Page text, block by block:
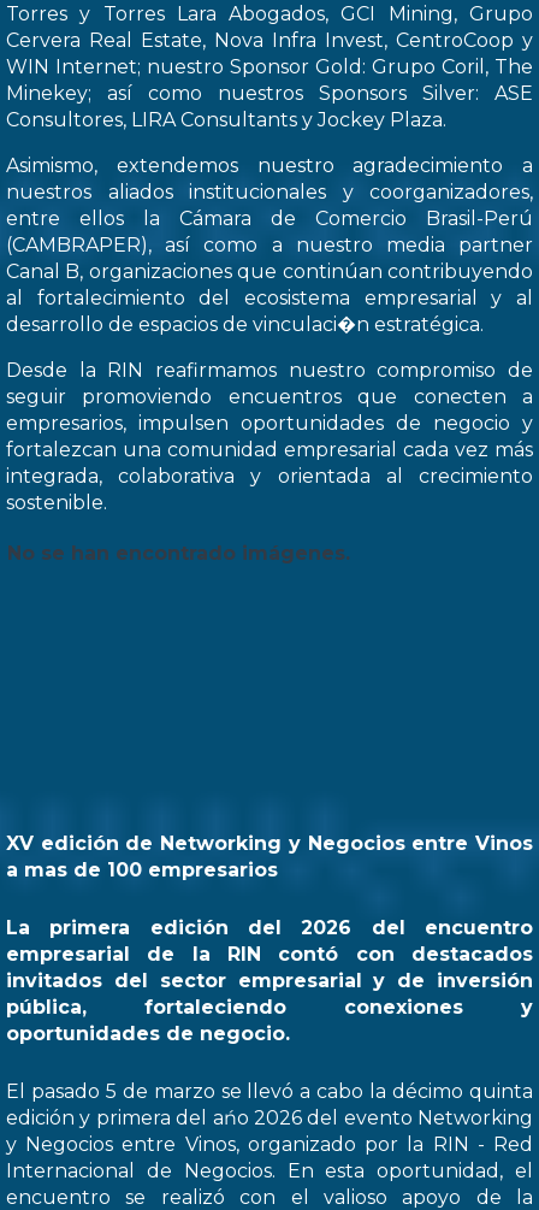
Torres y Torres Lara Abogados, GCI Mining, Grupo
Cervera Real Estate, Nova Infra Invest, CentroCoop y
WIN Internet; nuestro Sponsor Gold: Grupo Coril, The
Minekey; así como nuestros Sponsors Silver: ASE
Consultores, LIRA Consultants y Jockey Plaza.
Asimismo, extendemos nuestro agradecimiento a
nuestros aliados institucionales y coorganizadores,
entre ellos la Cámara de Comercio Brasil-Perú
(CAMBRAPER), así como a nuestro media partner
Canal B, organizaciones que continúan contribuyendo
al fortalecimiento del ecosistema empresarial y al
desarrollo de espacios de vinculaci�n estratégica.
Desde la RIN reafirmamos nuestro compromiso de
seguir promoviendo encuentros que conecten a
empresarios, impulsen oportunidades de negocio y
fortalezcan una comunidad empresarial cada vez más
integrada, colaborativa y orientada al crecimiento
sostenible.
No se han encontrado imágenes.
XV edición de Networking y Negocios entre Vinos
a mas de 100 empresarios
La primera edición del 2026 del encuentro
empresarial de la RIN contó con destacados
invitados del sector empresarial y de inversión
pública, fortaleciendo conexiones y
oportunidades de negocio.
El pasado 5 de marzo se llevó a cabo la décimo quinta
edición y primera del ańo 2026 del evento Networking
y Negocios entre Vinos, organizado por la RIN - Red
Internacional de Negocios. En esta oportunidad, el
encuentro se realizó con el valioso apoyo de la